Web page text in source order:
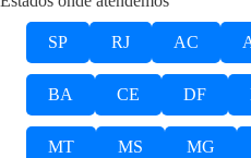
SP RJ AC
BA CE DF
MT MS MG